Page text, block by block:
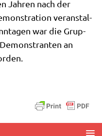
Jah­ren nach der
ver­an­stal­
war die Grup­
an